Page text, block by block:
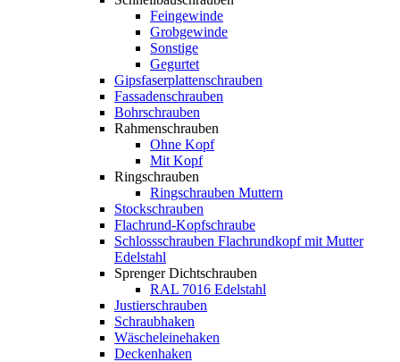
Feingewinde
Grobgewinde
Sonstige
Gegurtet
Gipsfaserplattenschrauben
Fassadenschrauben
Bohrschrauben
Rahmenschrauben
Ohne Kopf
Mit Kopf
Ringschrauben
Ringschrauben Muttern
Stockschrauben
Flachrund-Kopfschraube
Schlossschrauben Flachrundkopf mit Mutter
Edelstahl
Sprenger Dichtschrauben
RAL 7016 Edelstahl
Justierschrauben
Schraubhaken
Wäscheleinehaken
Deckenhaken